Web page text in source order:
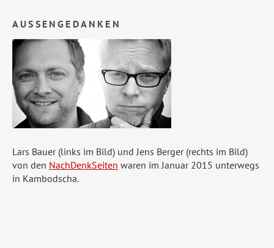
AUSSENGEDANKEN
Lars Bauer (links im Bild) und Jens Berger (rechts im Bild)
von den NachDenkSeiten waren im Januar 2015 unterwegs
in Kambodscha.